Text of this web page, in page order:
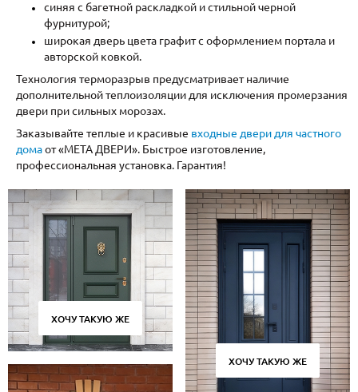
ПО ОСОБЕННОСТЯМ
ПО КОНСТРУКЦИИ
Популярные двери
Двери со скидкой
ДВЕРИ С ТЕРМОРАЗРЫВОМ
ГАЛЕРЕЯ
ОПЛАТА
ДОСТАВКА
УСТАНОВКА
синяя с багетной раскладкой и стильной черной
фурнитурой;
широкая дверь цвета графит с оформлением портала и
авторской ковкой.
Технология терморазрыв предусматривает наличие
дополнительной теплоизоляции для исключения промерзания
двери при сильных морозах.
Заказывайте теплые и красивые входные двери для частного
домаот «МЕТА ДВЕРИ». Быстрое изготовление,
профессиональная установка. Гарантия!
ХОЧУ ТАКУЮ ЖЕ
ХОЧУ ТАКУЮ ЖЕ